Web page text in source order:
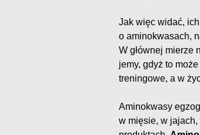
Jak więc widać,
o aminokwasach,
W głównej mierze
jemy, gdyż to
treningowe, a w
Aminokwasy
w mięsie, w